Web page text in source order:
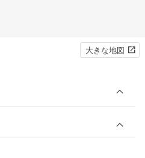
大きな地図